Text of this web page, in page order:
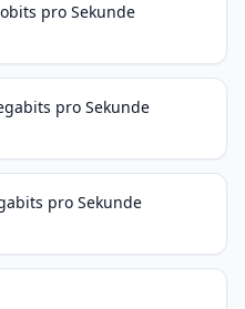
pro Sekunde
pro Sekunde
pro Sekunde